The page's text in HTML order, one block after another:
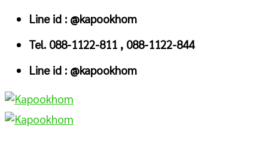
Skip
content
Line id : @kapookhom
Tel. 088-1122-811 , 088-1122-844
Line id : @kapookhom